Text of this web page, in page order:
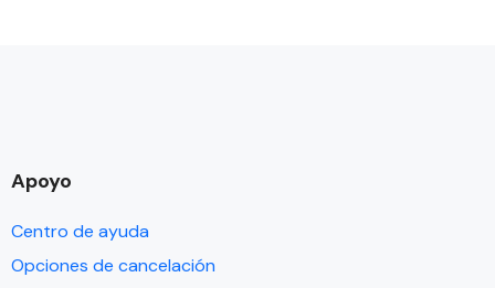
Apoyo
Centro de ayuda
Opciones de cancelación